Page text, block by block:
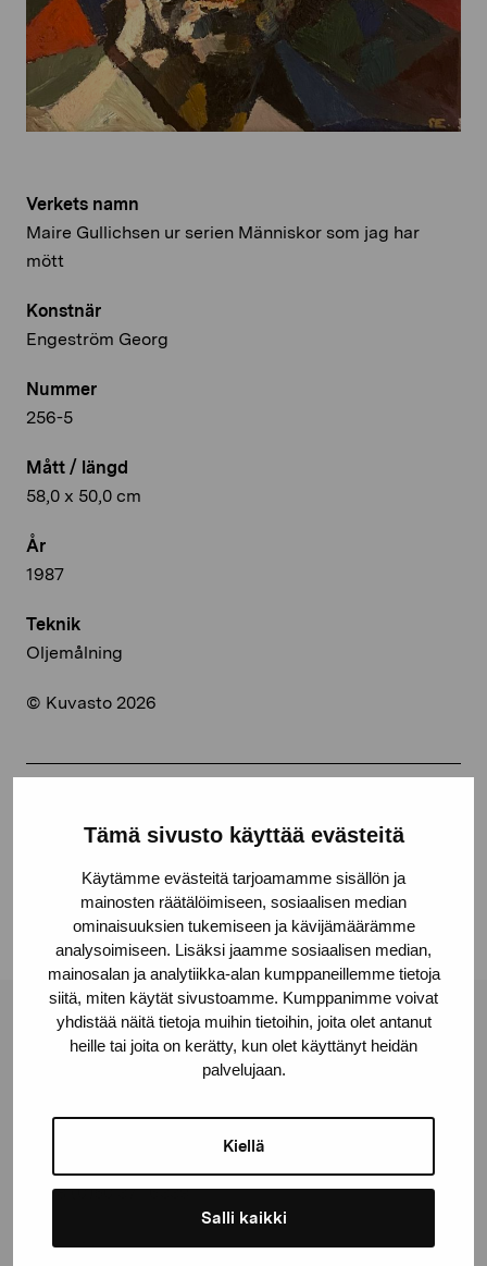
Tämä sivusto käyttää evästeitä
Käytämme evästeitä tarjoamamme sisällön ja
mainosten räätälöimiseen, sosiaalisen median
ominaisuuksien tukemiseen ja kävijämäärämme
analysoimiseen. Lisäksi jaamme sosiaalisen median,
mainosalan ja analytiikka-alan kumppaneillemme tietoja
siitä, miten käytät sivustoamme. Kumppanimme voivat
yhdistää näitä tietoja muihin tietoihin, joita olet antanut
heille tai joita on kerätty, kun olet käyttänyt heidän
palvelujaan.
Kiellä
Salli kaikki
Verkets namn
Maire Gullichsen ur serien Människor som jag har
mött
Konstnär
Engeström Georg
Nummer
256-5
Mått / längd
58,0 x 50,0 cm
År
1987
Teknik
Oljemålning
© Kuvasto 2026
Linkedin
Stiftelsen Pro Artibus
+358 (0)50 371 6339